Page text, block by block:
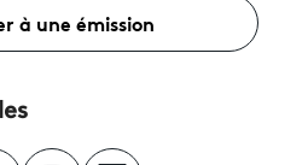
à une émission